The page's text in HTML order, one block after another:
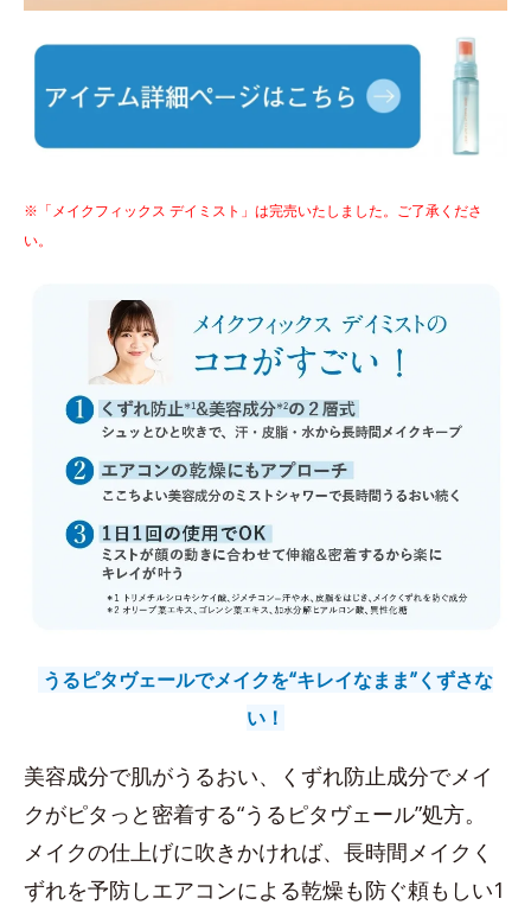
※「メイクフィックス デイミスト」は完売いたしました。ご了承くださ
い。
うるピタヴェールでメイクを“キレイなまま”くずさな
い！
美容成分で肌がうるおい、くずれ防止成分でメイ
クがピタっと密着する“うるピタヴェール”処方。
メイクの仕上げに吹きかければ、長時間メイクく
ずれを予防しエアコンによる乾燥も防ぐ頼もしい1